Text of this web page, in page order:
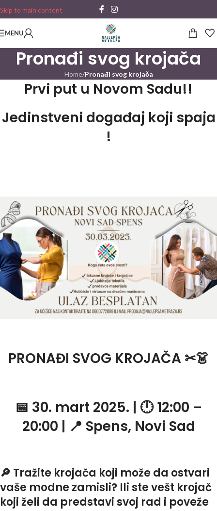
Skip to main content
MENU
Pronađi svog krojača
Home/Pronađi svog krojača
Prvi put u Novom Sadu!!
Jedinstveni događaj koji spaja
!
PRONAĐI SVOG KROJAČA✂👗
📅 30. mart 2025. | 🕛12:00 –
20:00 | 📍 Spens, Novi Sad
🔎 Tražite krojača koji može da ostvari
vaše modne zamisli? Ili ste vešt krojač
koji želi da predstavi svoj rad i poveže